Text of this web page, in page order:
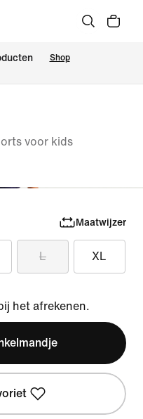
Shop
voor kids
Maatwijzer
L XL
het afrekenen.